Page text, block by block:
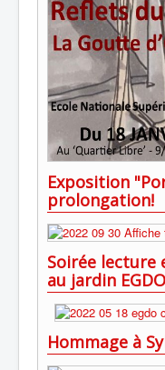
Exposition
prolongation!
Soirée
au jardin EGDO
Hommage à